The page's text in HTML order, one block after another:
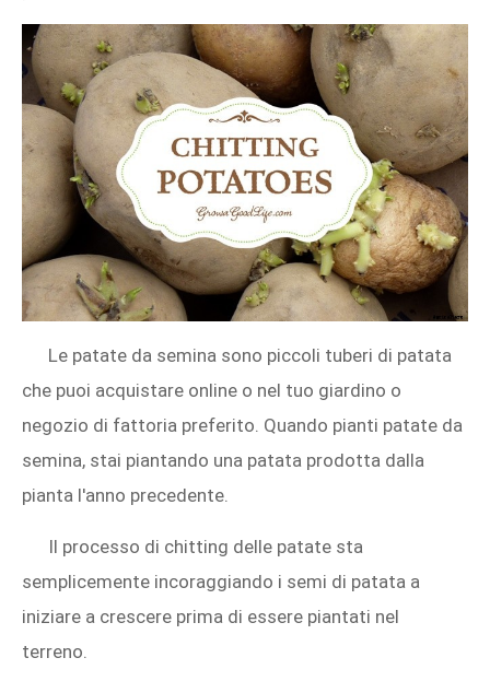
Le patate da semina sono piccoli tuberi di patata
che puoi acquistare online o nel tuo giardino o
negozio di fattoria preferito. Quando pianti patate da
semina, stai piantando una patata prodotta dalla
pianta l'anno precedente.
Il processo di chitting delle patate sta
semplicemente incoraggiando i semi di patata a
iniziare a crescere prima di essere piantati nel
terreno.